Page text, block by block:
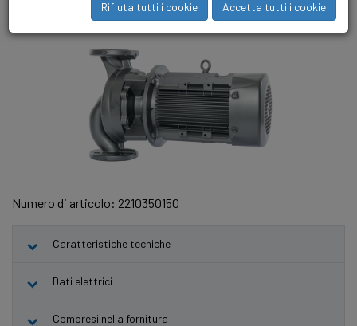
Numero di articolo: 2210350150
Caratteristiche tecniche
Dati elettrici
Compresi nella fornitura
Rifiuta tutti i cookie Accetta tutti i cookie